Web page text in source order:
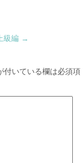
級編 →
付いている欄は必須項